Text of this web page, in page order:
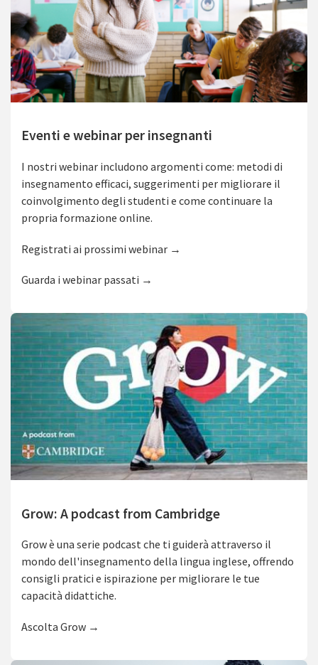
Eventi e webinar per insegnanti
I nostri webinar includono argomenti come: metodi di
insegnamento efficaci, suggerimenti per migliorare il
coinvolgimento degli studenti e come continuare la
propria formazione online.
Registrati ai prossimi webinar →
Guarda i webinar passati →
Grow: A podcast from Cambridge
Grow è una serie podcast che ti guiderà attraverso il
mondo dell'insegnamento della lingua inglese, offrendo
consigli pratici e ispirazione per migliorare le tue
capacità didattiche.
Ascolta Grow →